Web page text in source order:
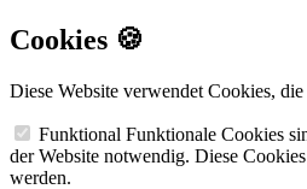
Cookies 🍪
Diese Website verwendet Cookies,
Funktional Funktionale Cookies
der Website notwendig. Diese
werden.